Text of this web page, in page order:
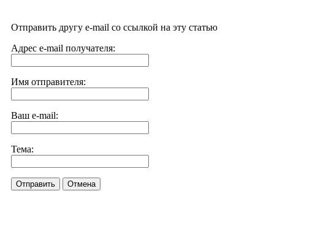
Отправить другу e-mail со ссылкой на эту статью
Адрес e-mail получателя:
Имя отправителя:
Ваш e-mail:
Тема:
Отправить Отмена